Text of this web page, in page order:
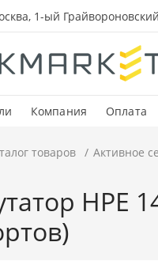
1-ый
Компания Оплата
товаров Активное
HPE